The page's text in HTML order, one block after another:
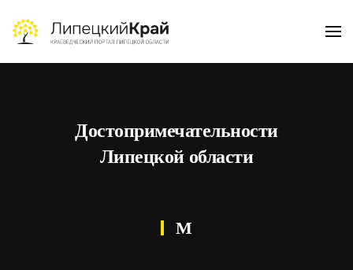
Skip to main content
Достопримечательности
Липецкой области
М